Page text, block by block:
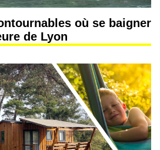
où se baigner
de Lyon